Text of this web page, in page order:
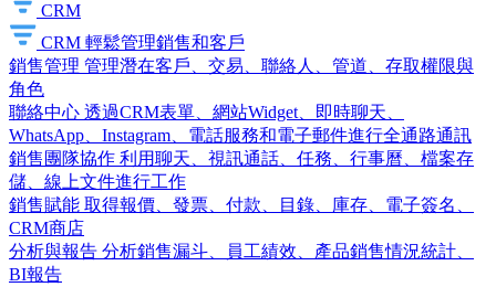
CRM
CRM 輕鬆管理銷售和客戶
銷售管理 管理潛在客戶、交易、聯絡人、管道、存取權限與
角色
聯絡中心 透過CRM表單、網站Widget、即時聊天、
WhatsApp、Instagram、電話服務和電子郵件進行全通路通訊
銷售團隊協作 利用聊天、視訊通話、任務、行事曆、檔案存
儲、線上文件進行工作
銷售賦能 取得報價、發票、付款、目錄、庫存、電子簽名、
CRM商店
分析與報告 分析銷售漏斗、員工績效、產品銷售情況統計、
BI報告